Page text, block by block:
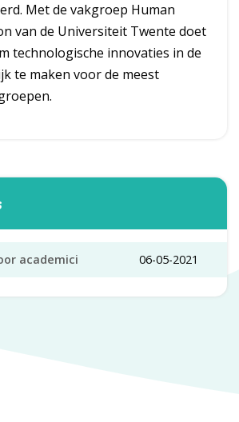
Met de vakgroep Human
van de Universiteit Twente doet
technologische innovaties in de
te maken voor de meest
academici 06-05-2021